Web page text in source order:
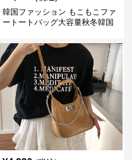
韓国ファッション もこもこファ
ートートバッグ大容量秋冬韓国